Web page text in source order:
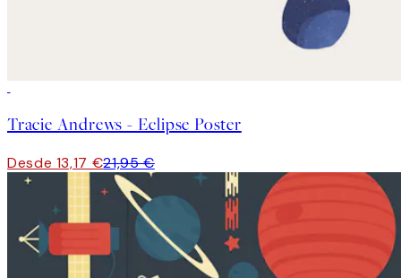
Tracie Andrews - Eclipse Poster
Desde 13,17 €21,95 €